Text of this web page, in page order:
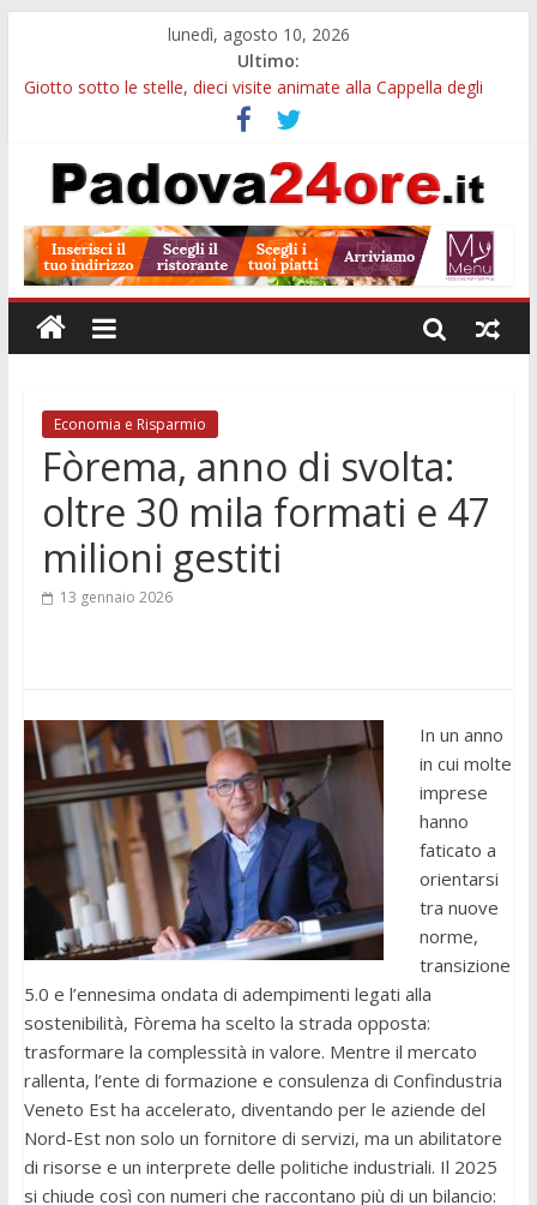
lunedì, agosto 10, 2026
Ultimo:
Giotto sotto le stelle, dieci visite animate alla Cappella degli
Notizie di Padova alle ore 23: borse Eni, musei gratuiti e
scadenze universitarie
Concorso Claudio Scimone, 14mila euro ai giovani musicisti:
Gemellaggi internazionali, 100mila euro ai Comuni veneti:
domande entro il 7 settembre
Alloggi ESU Padova 2026-2027: requisiti, scadenze e domanda
per ottenere un posto letto
Economia e Risparmio
Fòrema, anno di svolta:
oltre 30 mila formati e 47
milioni gestiti
13 gennaio 2026
In un anno
in cui molte
imprese
hanno
faticato a
orientarsi
tra nuove
norme,
transizione
5.0 e l’ennesima ondata di adempimenti legati alla
sostenibilità, Fòrema ha scelto la strada opposta:
trasformare la complessità in valore. Mentre il mercato
rallenta, l’ente di formazione e consulenza di Confindustria
Veneto Est ha accelerato, diventando per le aziende del
Nord-Est non solo un fornitore di servizi, ma un abilitatore
di risorse e un interprete delle politiche industriali. Il 2025
si chiude così con numeri che raccontano più di un bilancio: